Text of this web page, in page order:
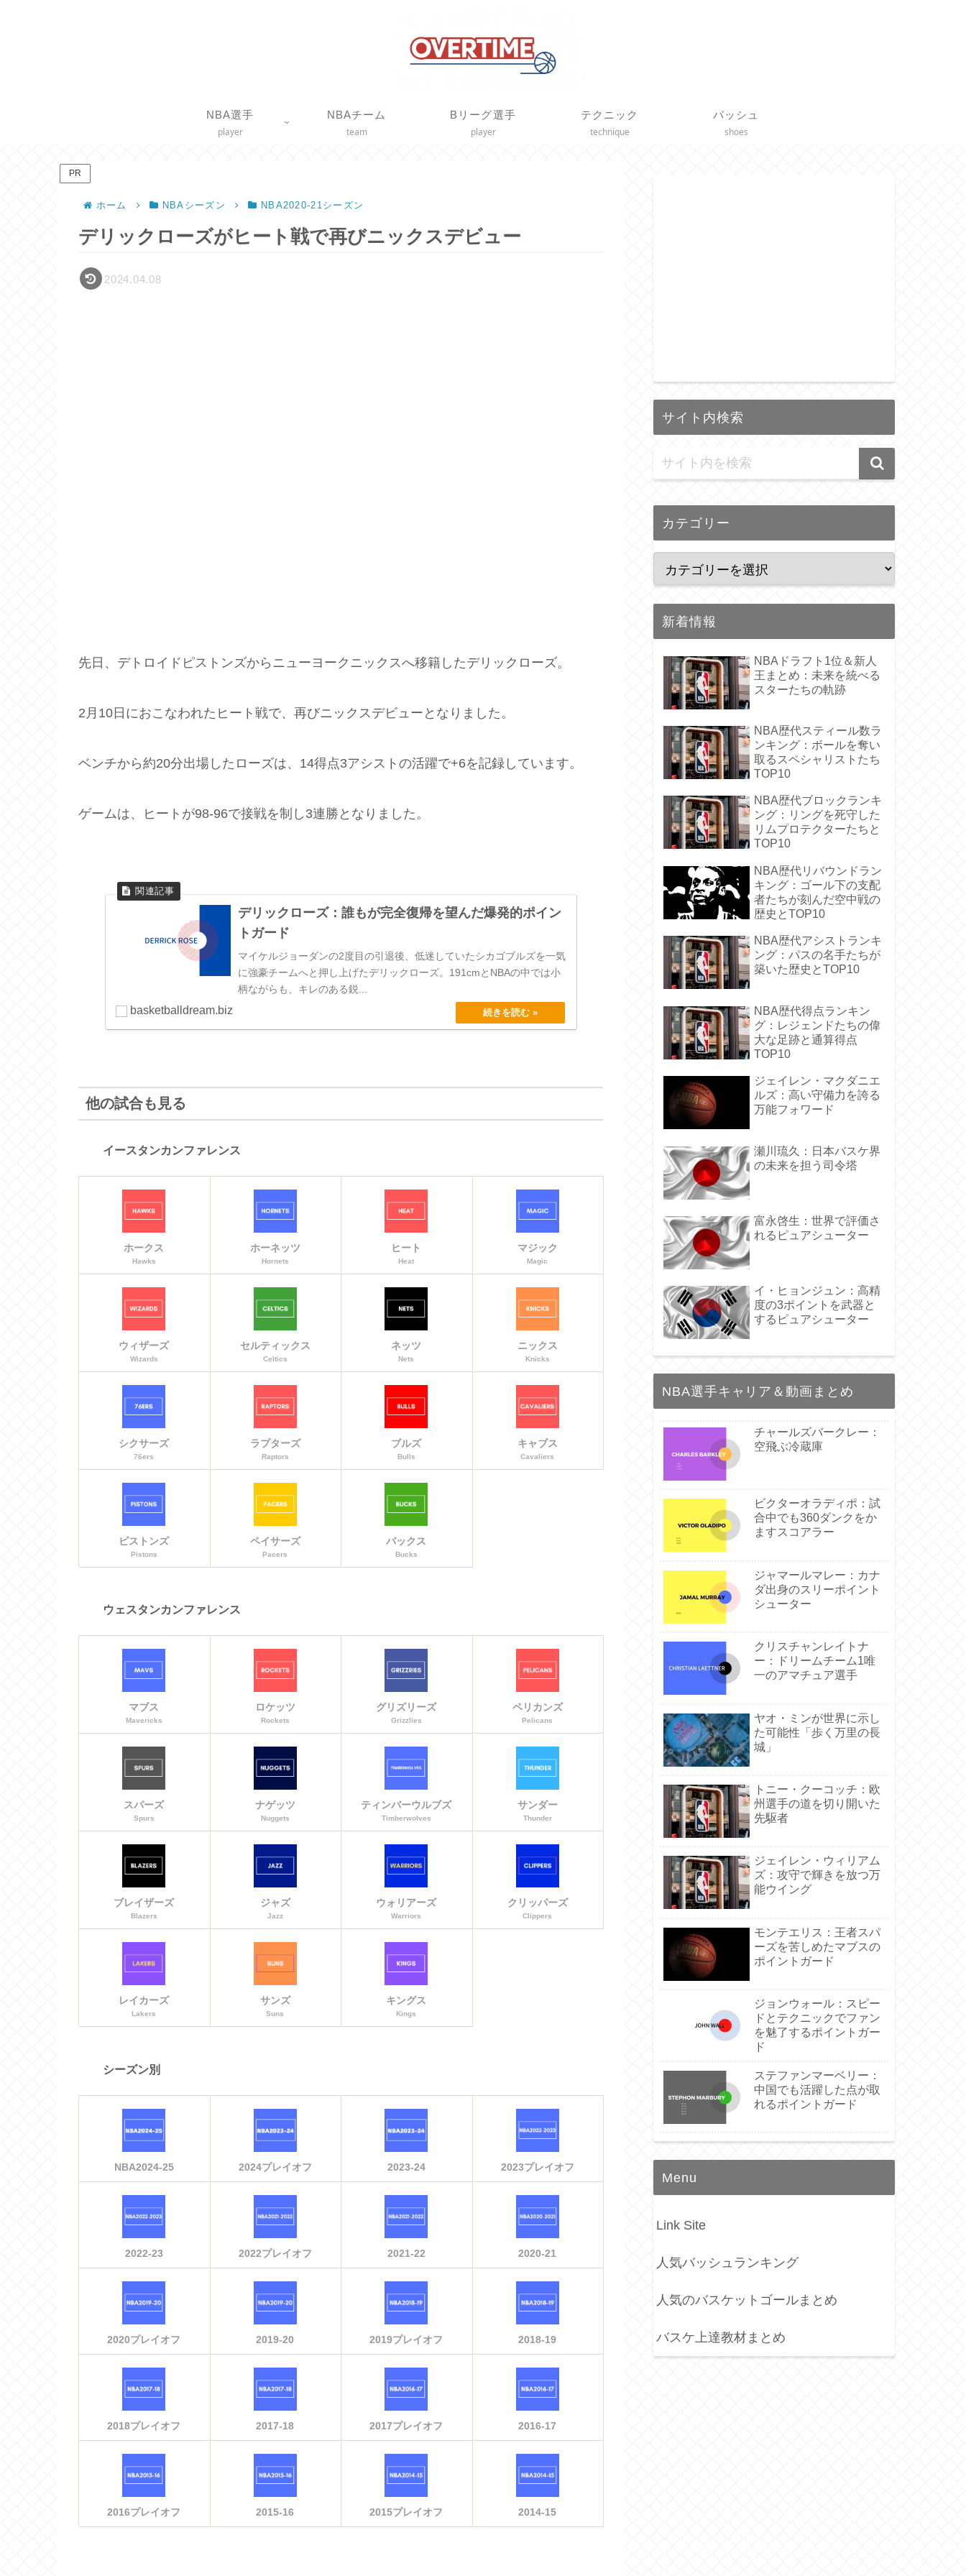
NBA選手
player
NBAチーム
team
Bリーグ選手
player
テクニック
technique
バッシュ
shoes
PR
ホーム NBAシーズン NBA2020-21シーズン
デリックローズがヒート戦で再びニックスデビュー
2024.04.08
先日、デトロイドピストンズからニューヨークニックスへ移籍したデリックローズ。
2月10日におこなわれたヒート戦で、再びニックスデビューとなりました。
ベンチから約20分出場したローズは、14得点3アシストの活躍で+6を記録しています。
ゲームは、ヒートが98-96で接戦を制し3連勝となりました。
デリックローズ：誰もが完全復帰を望んだ爆発的ポイン
トガード
マイケルジョーダンの2度目の引退後、低迷していたシカゴブルズを一気
に強豪チームへと押し上げたデリックローズ。191cmとNBAの中では小
柄ながらも、キレのある鋭...
basketballdream.biz
他の試合も見る
イースタンカンファレンス
ホークス
Hawks
ホーネッツ
Hornets
ヒート
Heat
マジック
Magic
ウィザーズ
Wizards
セルティックス
Celtics
ネッツ
Nets
ニックス
Knicks
シクサーズ
76ers
ラプターズ
Raptors
ブルズ
Bulls
キャブス
Cavaliers
ピストンズ
Pistons
ペイサーズ
Pacers
バックス
Bucks
ウェスタンカンファレンス
マブス
Mavericks
ロケッツ
Rockets
グリズリーズ
Grizzlies
ペリカンズ
Pelicans
スパーズ
Spurs
ナゲッツ
Nuggets
ティンバーウルブズ
Timberwolves
サンダー
Thunder
ブレイザーズ
Blazers
ジャズ
Jazz
ウォリアーズ
Warriors
クリッパーズ
Clippers
レイカーズ
Lakers
サンズ
Suns
キングス
Kings
シーズン別
NBA2024-25 2024プレイオフ 2023-24 2023プレイオフ
2022-23 2022プレイオフ 2021-22 2020-21
2020プレイオフ 2019-20 2019プレイオフ 2018-19
2018プレイオフ 2017-18 2017プレイオフ 2016-17
2016プレイオフ 2015-16 2015プレイオフ 2014-15
サイト内検索
カテゴリー
新着情報
NBAドラフト1位＆新人
王まとめ：未来を統べる
スターたちの軌跡
NBA歴代スティール数ラ
ンキング：ボールを奪い
取るスペシャリストたち
TOP10
NBA歴代ブロックランキ
ング：リングを死守した
リムプロテクターたちと
TOP10
NBA歴代リバウンドラン
キング：ゴール下の支配
者たちが刻んだ空中戦の
歴史とTOP10
NBA歴代アシストランキ
ング：パスの名手たちが
築いた歴史とTOP10
NBA歴代得点ランキン
グ：レジェンドたちの偉
大な足跡と通算得点
TOP10
ジェイレン・マクダニエ
ルズ：高い守備力を誇る
万能フォワード
瀬川琉久：日本バスケ界
の未来を担う司令塔
富永啓生：世界で評価さ
れるピュアシューター
イ・ヒョンジュン：高精
度の3ポイントを武器と
するピュアシューター
NBA選手キャリア＆動画まとめ
チャールズバークレー：
空飛ぶ冷蔵庫
ビクターオラディポ：試
合中でも360ダンクをか
ますスコアラー
ジャマールマレー：カナ
ダ出身のスリーポイント
シューター
クリスチャンレイトナ
ー：ドリームチーム1唯
一のアマチュア選手
ヤオ・ミンが世界に示し
た可能性「歩く万里の長
城」
トニー・クーコッチ：欧
州選手の道を切り開いた
先駆者
ジェイレン・ウィリアム
ズ：攻守で輝きを放つ万
能ウイング
モンテエリス：王者スパ
ーズを苦しめたマブスの
ポイントガード
ジョンウォール：スピー
ドとテクニックでファン
を魅了するポイントガー
ド
ステファンマーベリー：
中国でも活躍した点が取
れるポイントガード
Menu
Link Site
人気バッシュランキング
人気のバスケットゴールまとめ
バスケ上達教材まとめ